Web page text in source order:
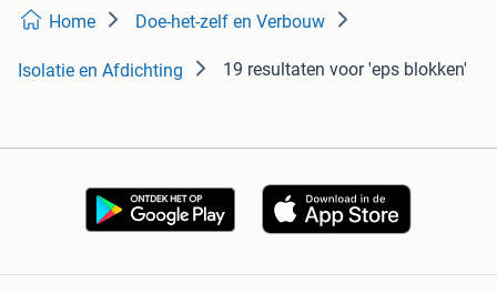
Home Doe-het-zelf en Verbouw
Isolatie en Afdichting 19 resultaten voor 'eps blokken'